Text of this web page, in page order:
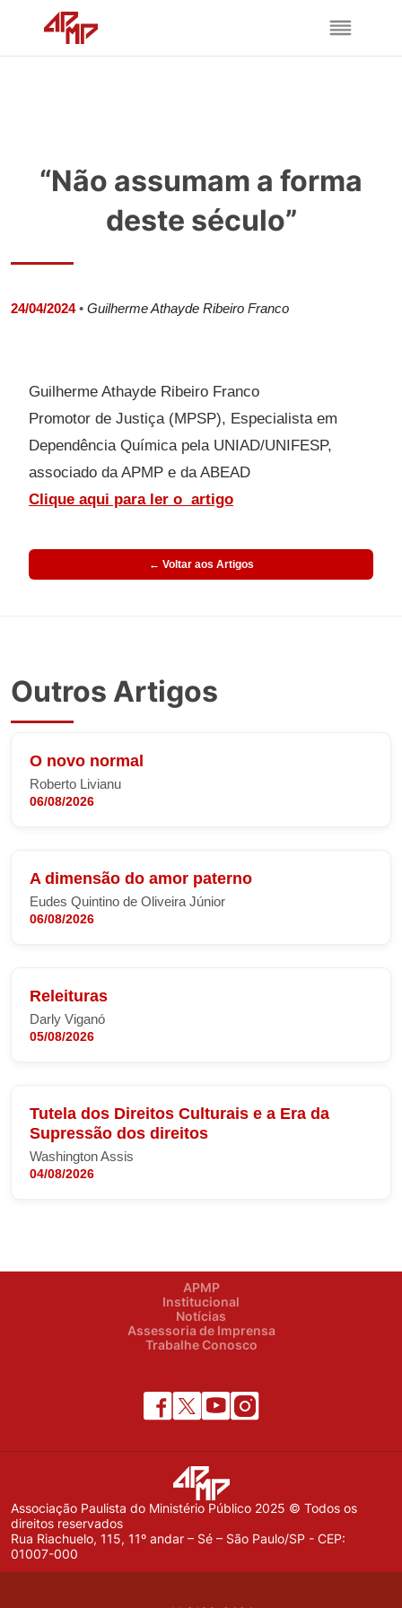
“Não assumam a forma
deste século”
24/04/2024• Guilherme Athayde Ribeiro Franco
Guilherme Athayde Ribeiro Franco
Promotor de Justiça (MPSP), Especialista em
Dependência Química pela UNIAD/UNIFESP,
associado da APMP e da ABEAD
Clique aqui para ler o artigo
← Voltar aos Artigos
Outros Artigos
O novo normal
Roberto Livianu
06/08/2026
A dimensão do amor paterno
Eudes Quintino de Oliveira Júnior
06/08/2026
Releituras
Darly Viganó
05/08/2026
Tutela dos Direitos Culturais e a Era da
Supressão dos direitos
Washington Assis
04/08/2026
APMP
Institucional
Notícias
Assessoria de Imprensa
Trabalhe Conosco
Associação Paulista do Ministério Público 2025 © Todos os
direitos reservados
Rua Riachuelo, 115, 11º andar – Sé – São Paulo/SP - CEP:
01007-000